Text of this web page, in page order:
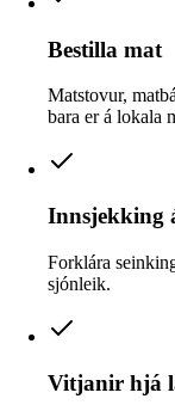
Bestilla mat
Matstovur,
bara er á lokala
Innsjekking
Forklára
sjónleik.
Vitjanir hjá